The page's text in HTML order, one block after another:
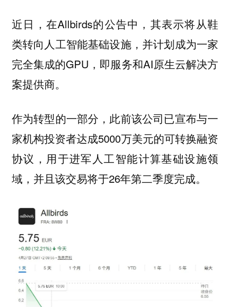
近日，在Allbirds的公告中，其表示将从鞋
类转向人工智能基础设施，并计划成为一家
完全集成的GPU，即服务和AI原生云解决方
案提供商。
作为转型的一部分，此前该公司已宣布与一
家机构投资者达成5000万美元的可转换融资
协议，用于进军人工智能计算基础设施领
域，并且该交易将于26年第二季度完成。